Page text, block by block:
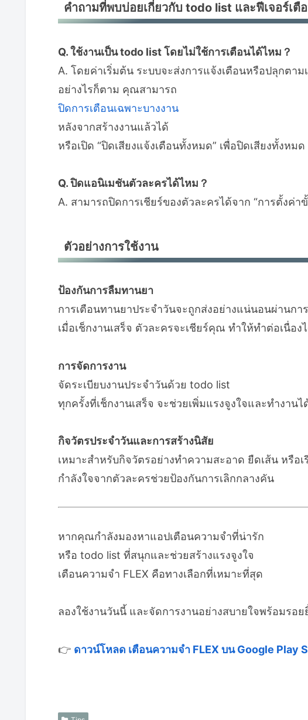
คำถามที่พบบ่อยเกี่ยวกับ todo list และฟีเจอร์เตื
Q. ใช้งานเป็น todo list โดยไม่ใช้การเตือนได้ไหม？
A. โดยค่าเริ่มต้น ระบบจะส่งการแจ้งเตือนหรือปลุกตาม
อย่างไรก็ตาม คุณสามารถ
ปิดการเตือนเฉพาะบางงาน
หลังจากสร้างงานแล้วได้
หรือเปิด “ปิดเสียงแจ้งเตือนทั้งหมด” เพื่อปิดเสียงทั้งหม
Q. ปิดแอนิเมชันตัวละครได้ไหม？
A. สามารถปิดการเชียร์ของตัวละครได้จาก “การตั้งค่า
ตัวอย่างการใช้งาน
ป้องกันการลืมทานยา
การเตือนทานยาประจำวันจะถูกส่งอย่างแน่นอนผ่านกา
เมื่อเช็กงานเสร็จ ตัวละครจะเชียร์คุณ ทำให้ทำต่อเนื่อง
การจัดการงาน
จัดระเบียบงานประจำวันด้วย todo list
ทุกครั้งที่เช็กงานเสร็จ จะช่วยเพิ่มแรงจูงใจและทำงาน
กิจวัตรประจำวันและการสร้างนิสัย
เหมาะสำหรับกิจวัตรอย่างทำความสะอาด ยืดเส้น หรือ
กำลังใจจากตัวละครช่วยป้องกันการเลิกกลางคัน
หากคุณกำลังมองหาแอปเตือนความจำที่น่ารัก
หรือ todo list ที่สนุกและช่วยสร้างแรงจูงใจ
เตือนความจำ FLEX คือทางเลือกที่เหมาะที่สุด
ลองใช้งานวันนี้ และจัดการงานอย่างสบายใจพร้อมรอย
👉 ดาวน์โหลด เตือนความจำ FLEX บน Google Play